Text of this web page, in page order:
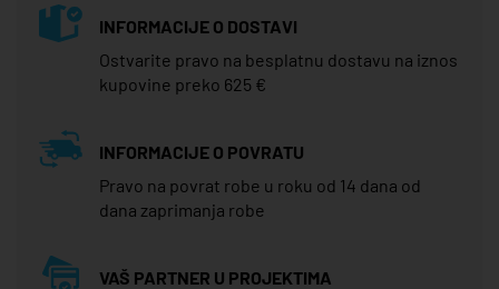
INFORMACIJE O DOSTAVI
Ostvarite pravo na besplatnu dostavu na iznos
kupovine preko 625 €
INFORMACIJE O POVRATU
Pravo na povrat robe u roku od 14 dana od
dana zaprimanja robe
VAŠ PARTNER U PROJEKTIMA